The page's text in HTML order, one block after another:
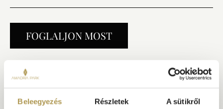
Beleegyezés Részletek A sütikről
FOGLALJON MOST